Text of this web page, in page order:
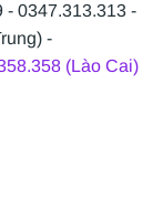
- 0347.313.313 -
-
(Lào Cai)